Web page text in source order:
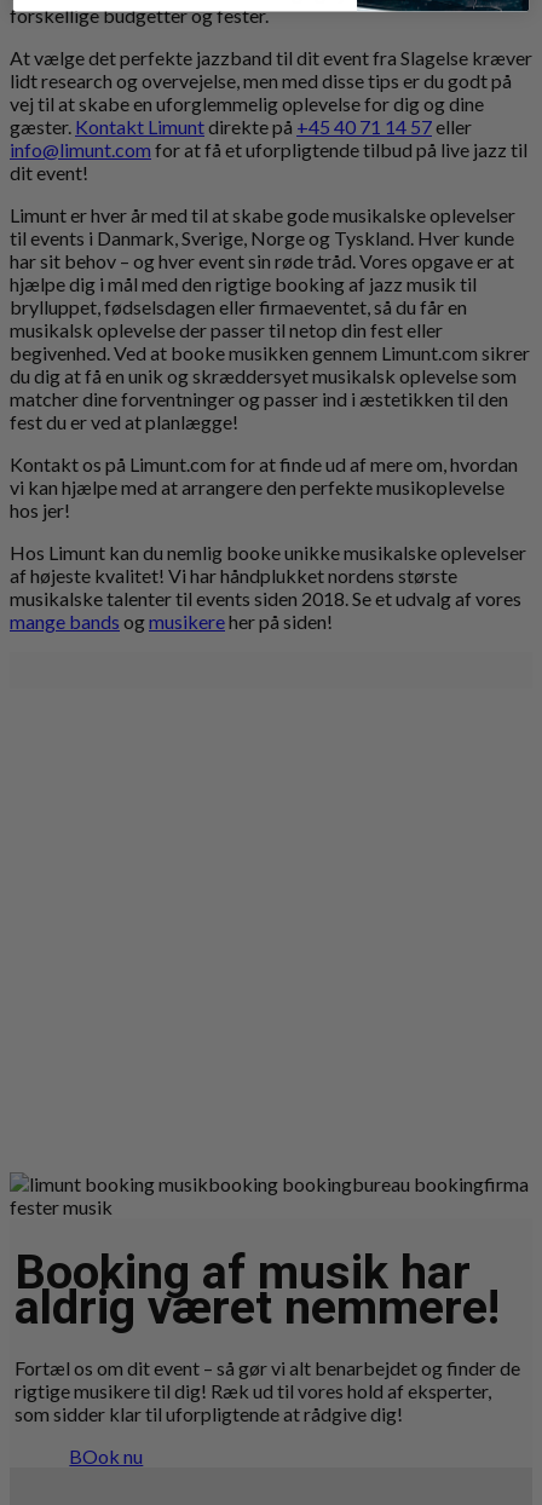
forskellige budgetter og fester.
At vælge det perfekte jazzband til dit event fra Slagelse kræver
lidt research og overvejelse, men med disse tips er du godt på
vej til at skabe en uforglemmelig oplevelse for dig og dine
gæster. Kontakt Limuntdirekte på +45 40 71 14 57eller
info@limunt.com for at få et uforpligtende tilbud på live jazz til
dit event!
Limunt er hver år med til at skabe gode musikalske oplevelser
til events i Danmark, Sverige, Norge og Tyskland. Hver kunde
har sit behov – og hver event sin røde tråd. Vores opgave er at
hjælpe dig i mål med den rigtige booking af jazz musik til
brylluppet, fødselsdagen eller firmaeventet, så du får en
musikalsk oplevelse der passer til netop din fest eller
begivenhed. Ved at booke musikken gennem Limunt.com sikrer
du dig at få en unik og skræddersyet musikalsk oplevelse som
matcher dine forventninger og passer ind i æstetikken til den
fest du er ved at planlægge!
Kontakt os på Limunt.com for at finde ud af mere om, hvordan
vi kan hjælpe med at arrangere den perfekte musikoplevelse
hos jer!
Hos Limunt kan du nemlig booke unikke musikalske oplevelser
af højeste kvalitet! Vi har håndplukket nordens største
musikalske talenter til events siden 2018. Se et udvalg af vores
mange bands ogmusikereher på siden!
Booking af musik har
aldrig været nemmere!
Fortæl os om dit event – så gør vi alt benarbejdet og finder de
rigtige musikere til dig! Ræk ud til vores hold af eksperter,
som sidder klar til uforpligtende at rådgive dig!
BOok nu